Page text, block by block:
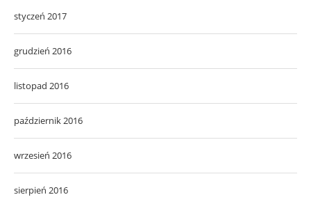
styczeń 2017
grudzień 2016
listopad 2016
październik 2016
wrzesień 2016
sierpień 2016